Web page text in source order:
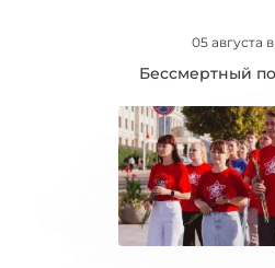
05 августа в
Бессмертный